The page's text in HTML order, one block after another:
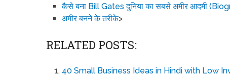
कैसे बना Bill Gates दुनिया का सबसे अमीर आदमी
अमीर बनने के तरीके>
RELATED POSTS:
40 Small Business Ideas in Hindi with Low